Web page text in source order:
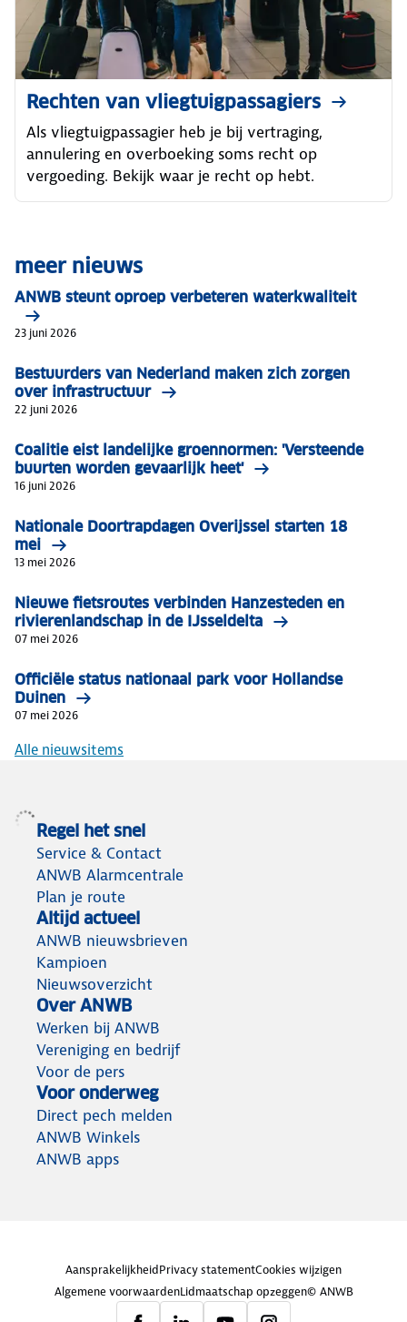
Rechten van vliegtuigpassagiers
Als vliegtuigpassagier heb je bij vertraging,
annulering en overboeking soms recht op
vergoeding. Bekijk waar je recht op hebt.
meer nieuws
ANWB steunt oproep verbeteren waterkwaliteit
23 juni 2026
Bestuurders van Nederland maken zich zorgen
over infrastructuur
22 juni 2026
Coalitie eist landelijke groennormen: 'Versteende
buurten worden gevaarlijk heet'
16 juni 2026
Nationale Doortrapdagen Overijssel starten 18
mei
13 mei 2026
Nieuwe fietsroutes verbinden Hanzesteden en
rivierenlandschap in de IJsseldelta
07 mei 2026
Officiële status nationaal park voor Hollandse
Duinen
07 mei 2026
Alle nieuwsitems
Regel het snel
Service & Contact
ANWB Alarmcentrale
Plan je route
Altijd actueel
ANWB nieuwsbrieven
Kampioen
Nieuwsoverzicht
Over ANWB
Werken bij ANWB
Vereniging en bedrijf
Voor de pers
Voor onderweg
Direct pech melden
ANWB Winkels
ANWB apps
AansprakelijkheidPrivacy statementCookies wijzigen
Algemene voorwaardenLidmaatschap opzeggen© ANWB